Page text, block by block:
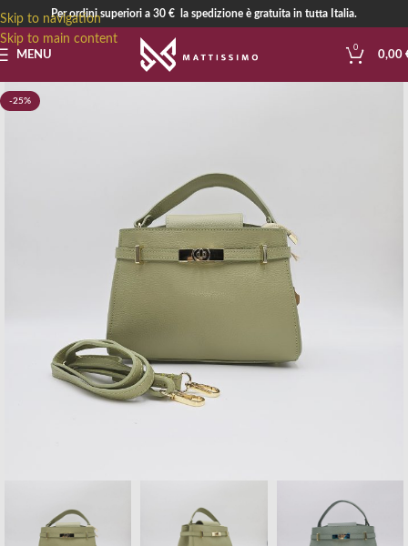
Skip to navigation
Skip to main content
Per ordini superiori a 30 € la spedizione è gratuita in tutta Italia.
MENU
0
0,00
-25%